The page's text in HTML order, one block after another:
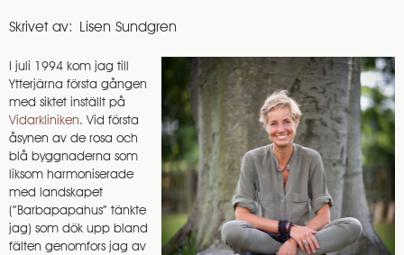
Skrivet av: Lisen Sundgren
I juli 1994 kom jag till
Ytterjärna första gången
med siktet inställt på
Vidarkliniken. Vid första
åsynen av de rosa och
blå byggnaderna som
liksom harmoniserade
med landskapet
(”Barbapapahus” tänkte
jag) som dök upp bland
fälten genomfors jag av